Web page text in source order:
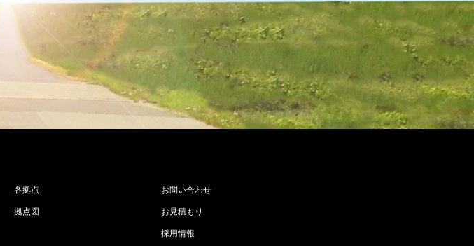
各拠点
拠点図
お問い合わせ
お見積もり
採用情報